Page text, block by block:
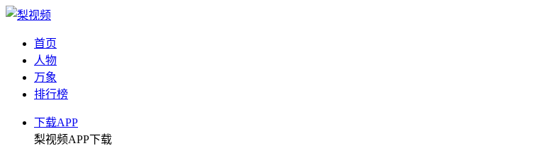
首页
人物
万象
排行榜
下载APP
梨视频APP下载